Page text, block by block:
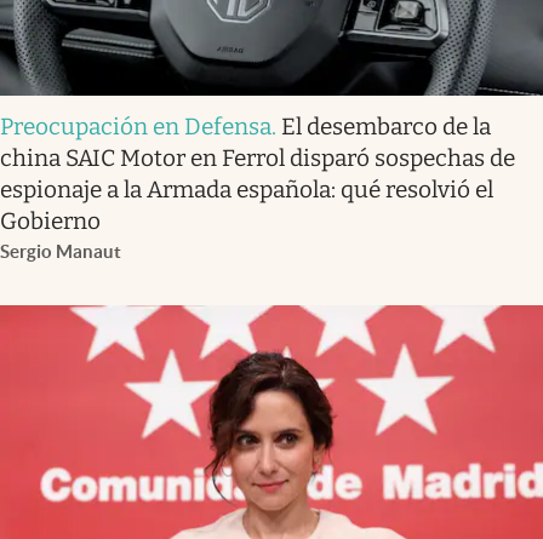
Preocupación en Defensa. El desembarco de la
china SAIC Motor en Ferrol disparó sospechas de
espionaje a la Armada española: qué resolvió el
Gobierno
Sergio Manaut